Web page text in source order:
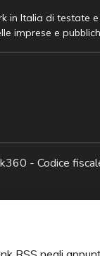
in Italia di testate
imprese e
- Codice